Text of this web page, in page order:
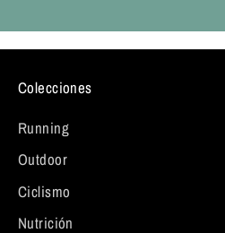
Colecciones
Running
Outdoor
Ciclismo
Nutrición